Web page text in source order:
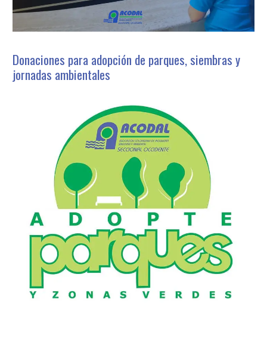
Donaciones para adopción de parques, siembras y
jornadas ambientales